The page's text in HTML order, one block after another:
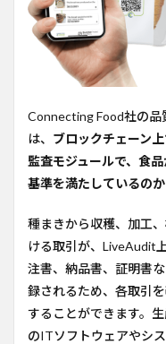
Connecting Food社の
は、 ブロックチェーン
監査モジュールで、食
基準を満たしているのか
種まきから収穫、加工
ける取引が、LiveAudit
注書、納品書、証明書
録されるため、各取引
することができます。
のITソフトウェアやシ